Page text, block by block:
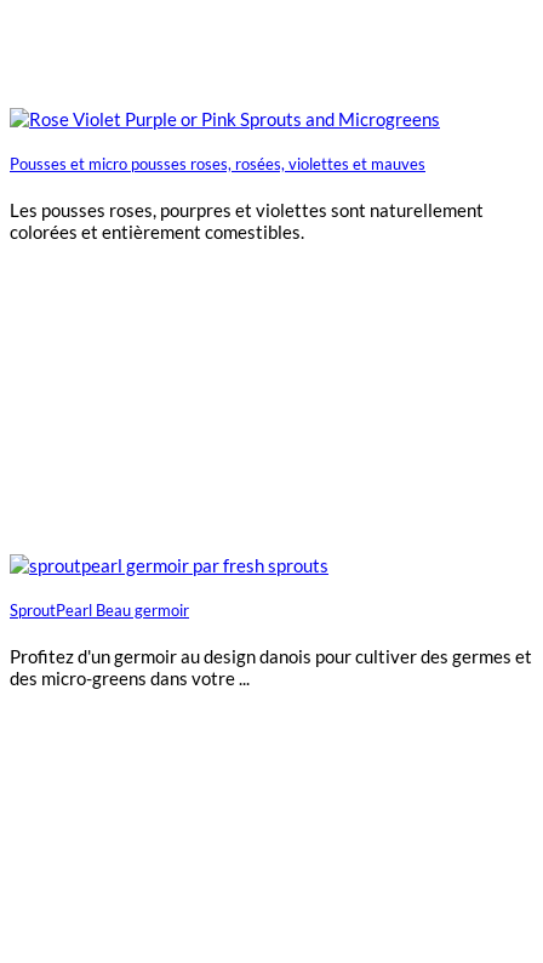
Pousses et micro pousses roses, rosées, violettes et mauves
Les pousses roses, pourpres et violettes sont naturellement
colorées et entièrement comestibles.
SproutPearl Beau germoir
Profitez d'un germoir au design danois pour cultiver des germes et
des micro-greens dans votre ...